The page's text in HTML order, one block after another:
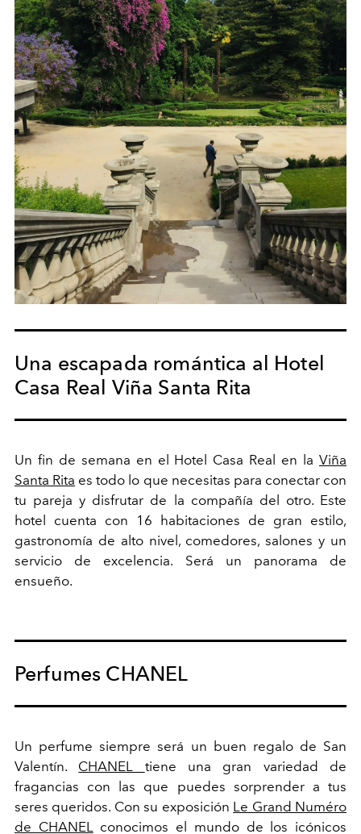
Una escapada romántica al Hotel
Casa Real Viña Santa Rita
Un fin de semana en el Hotel Casa Real en la Viña
Santa Rita es todo lo que necesitas para conectar con
tu pareja y disfrutar de la compañía del otro. Este
hotel cuenta con 16 habitaciones de gran estilo,
gastronomía de alto nivel, comedores, salones y un
servicio de excelencia. Será un panorama de
ensueño.
Perfumes CHANEL
Un perfume siempre será un buen regalo de San
Valentín. CHANEL tiene una gran variedad de
fragancias con las que puedes sorprender a tus
seres queridos. Con su exposición Le Grand Numéro
de CHANEL
conocimos el mundo de los icónicos